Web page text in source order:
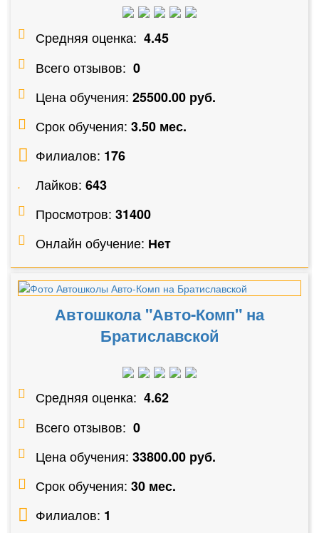
Средняя оценка: 4.45
Всего отзывов: 0
Цена обучения: 25500.00 руб.
Срок обучения: 3.50 мес.
Филиалов: 176
Лайков: 643
Просмотров: 31400
Онлайн обучение: Нет
Автошкола "Авто-Комп" на
Братиславской
Средняя оценка: 4.62
Всего отзывов: 0
Цена обучения: 33800.00 руб.
Срок обучения: 30 мес.
Филиалов: 1